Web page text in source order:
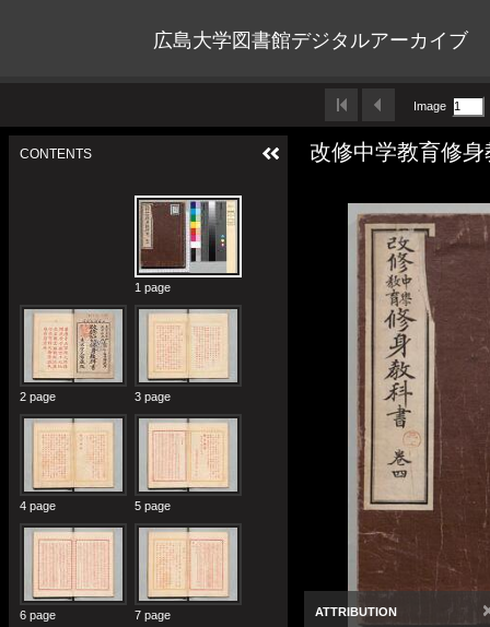
広島大学図書館デジタルアーカイブ